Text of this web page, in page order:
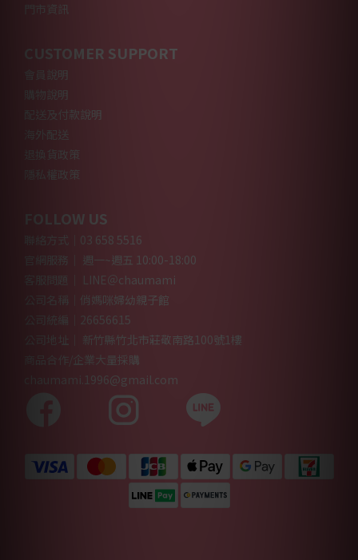
門市資訊
CUSTOMER SUPPORT
會員說明
購物說明
配送及付款說明
海外配送
退換貨政策
隱私權政策
FOLLOW US
聯絡方式｜03 658 5516
官網服務｜ 週一~週五 10:00-18:00
客服問題｜ LINE＠chaumami
公司名稱｜俏媽咪婦幼親子館
公司統編｜26656615
公司地址｜ 新竹縣竹北市莊敬南路100號1樓
商品合作/企業大量採購
chaumami.1996@gmail.com